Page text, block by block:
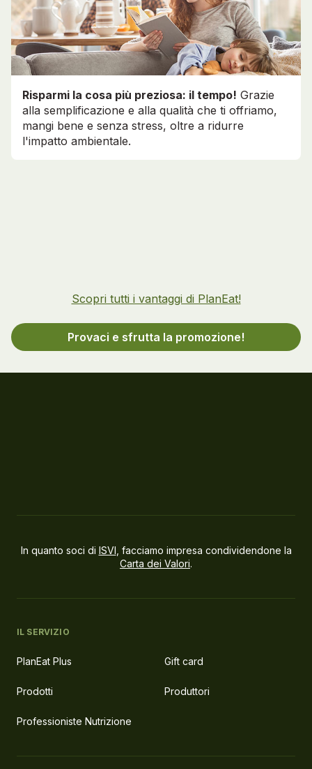
Risparmi la cosa più preziosa: il tempo! Grazie
alla semplificazione e alla qualità che ti offriamo,
mangi bene e senza stress, oltre a ridurre
l'impatto ambientale.
Scopri tutti i vantaggi di PlanEat!
Provaci e sfrutta la promozione!
In quanto soci di ISVI , facciamo impresa condividendone la
Carta dei Valori.
IL SERVIZIO
PlanEat Plus Gift card
Prodotti Produttori
Professioniste Nutrizione